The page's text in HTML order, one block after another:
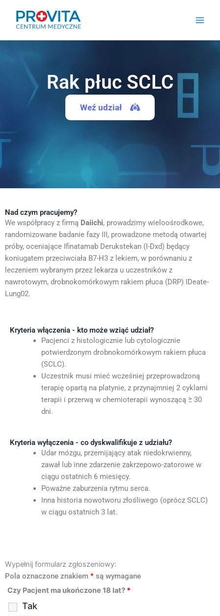
treści
Rak płuc SCLC
Weź udział
Nad czym pracujemy?
We współpracy z firmą Daiichi, prowadzimy wieloośrodkowe,
randomizowane badanie fazy III, prowadzone metodą otwartej
próby, oceniające Ifinatamab Derukstekan (I-Dxd) będący
koniugatem przeciwciała B7-H3 z lekiem, w porównaniu z
leczeniem wybranym przez lekarza u uczestników z
nawrotowym, drobnokomórkowym rakiem płuca (DRP) IDeate-
Lung02.
Kryteria włączenia - kto może wziąć udział?
Pacjenci z histologicznie lub cytologicznie
potwierdzonym drobnokomórkowym rakiem płuca
(SCLC).
Uczestnik musi mieć wcześniej przeprowadzoną
terapię opartą na platynie, z przynajmniej 2 cyklami
terapii i przerwą w chemioterapii wynoszącą ≥ 30
dni.
Kryteria wyłączenia - co dyskwalifikuje z udziału?
Udar mózgu, przemijający atak niedokrwienny,
zawał lub inne zdarzenie zakrzepowo-zatorowe w
ciągu ostatnich 6 miesięcy.
Poważne zaburzenia rytmu serca.
Inna historia nowotworu złośliwego (oprócz SCLC)
w ciągu ostatnich 3 lat.
Wypełnij formularz zgłoszeniowy:
Pola oznaczone znakiem * są wymagane
Czy Pacjent ma ukończone 18 lat? *
Tak